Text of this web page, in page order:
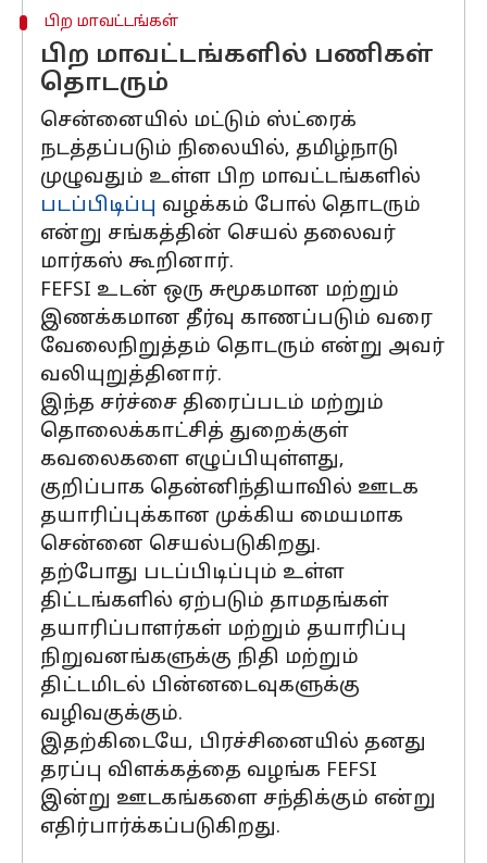
பிற மாவட்டங்கள்
பிற மாவட்டங்களில் பணிகள்
தொடரும்
சென்னையில் மட்டும் ஸ்ட்ரைக்
நடத்தப்படும் நிலையில், தமிழ்நாடு
முழுவதும் உள்ள பிற மாவட்டங்களில்
படப்பிடிப்பு வழக்கம் போல் தொடரும்
என்று சங்கத்தின் செயல் தலைவர்
மார்கஸ் கூறினார்.
FEFSI உடன் ஒரு சுமூகமான மற்றும்
இணக்கமான தீர்வு காணப்படும் வரை
வேலைநிறுத்தம் தொடரும் என்று அவர்
வலியுறுத்தினார்.
இந்த சர்ச்சை திரைப்படம் மற்றும்
தொலைக்காட்சித் துறைக்குள்
கவலைகளை எழுப்பியுள்ளது,
குறிப்பாக தென்னிந்தியாவில் ஊடக
தயாரிப்புக்கான முக்கிய மையமாக
சென்னை செயல்படுகிறது.
தற்போது படப்பிடிப்பும் உள்ள
திட்டங்களில் ஏற்படும் தாமதங்கள்
தயாரிப்பாளர்கள் மற்றும் தயாரிப்பு
நிறுவனங்களுக்கு நிதி மற்றும்
திட்டமிடல் பின்னடைவுகளுக்கு
வழிவகுக்கும்.
இதற்கிடையே, பிரச்சினையில் தனது
தரப்பு விளக்கத்தை வழங்க FEFSI
இன்று ஊடகங்களை சந்திக்கும் என்று
எதிர்பார்க்கப்படுகிறது.